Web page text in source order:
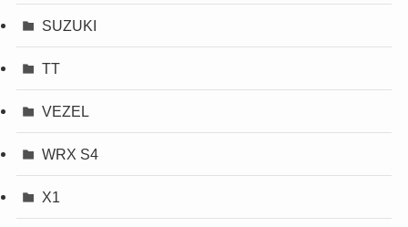
SUZUKI
TT
VEZEL
WRX S4
X1